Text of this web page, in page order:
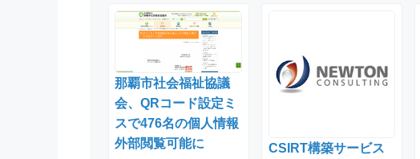
那覇市社会福祉協議
会、QRコード設定ミ
スで476名の個人情報
外部閲覧可能に
CSIRT構築サービス